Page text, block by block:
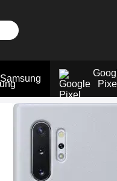
Samsung
Pixel